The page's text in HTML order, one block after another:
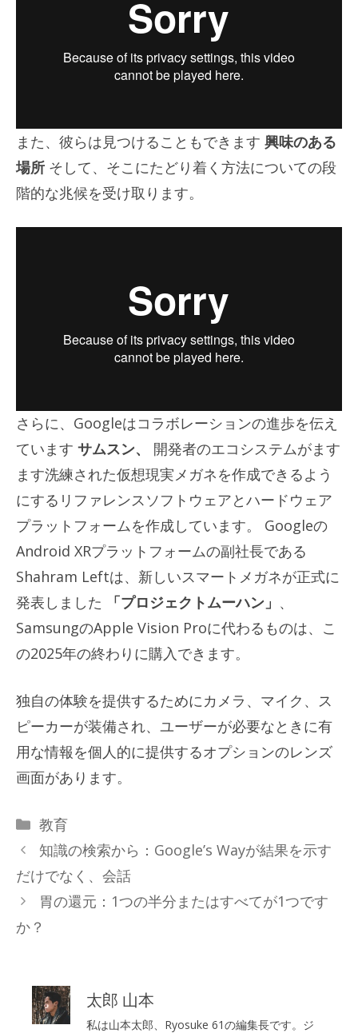
また、彼らは見つけることもできます 興味のある
場所 そして、そこにたどり着く方法についての段
階的な兆候を受け取ります。
さらに、Googleはコラボレーションの進歩を伝え
ています サムスン、
開発者のエコシステムがます
ます洗練された仮想現実メガネを作成できるよう
にするリファレンスソフトウェアとハ​​ードウェア
プラットフォームを作成しています。 Googleの
Android XRプラットフォームの副社長である
Shahram Leftは、新しいスマートメガネが正式に
発表しました 「プロジェクトムーハン」 、
SamsungのApple Vision Proに代わるものは、こ
の2025年の終わりに購入できます。
独自の体験を提供するためにカメラ、マイク、ス
ピーカーが装備され、ユーザーが必要なときに有
用な情報を個人的に提供するオプションのレンズ
画面があります。
カ
テ
リ
ー
教育
知識の検索から：Google’s Wayが結果を示す
だけでなく、会話
胃の還元：1つの半分またはすべてが1つです
か？
太郎 山本
私は山本太郎、Ryosuke 61の編集長です。ジ